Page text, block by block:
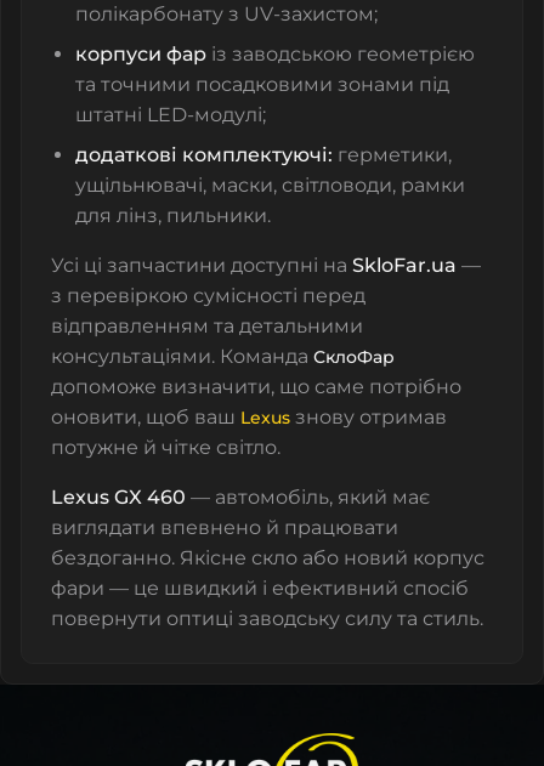
полікарбонату з UV-захистом;
корпуси фар із заводською геометрією
та точними посадковими зонами під
штатні LED-модулі;
додаткові комплектуючі: герметики,
ущільнювачі, маски, світловоди, рамки
для лінз, пильники.
Усі ці запчастини доступні на SkloFar.ua —
з перевіркою сумісності перед
відправленням та детальними
консультаціями. Команда СклоФар
допоможе визначити, що саме потрібно
оновити, щоб ваш Lexus знову отримав
потужне й чітке світло.
Lexus GX 460 — автомобіль, який має
виглядати впевнено й працювати
бездоганно. Якісне скло або новий корпус
фари — це швидкий і ефективний спосіб
повернути оптиці заводську силу та стиль.